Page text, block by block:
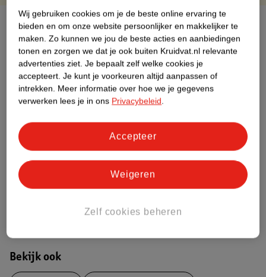
Over dit product
Productinformatie
Etiketinformatie
Nature Impact Score
Dit product heeft (nog) geen Nature
Impact Score.
Bestel & Bezorginformatie
Bekijk ook
Wij gebruiken cookies om je de beste online ervaring te
bieden en om onze website persoonlijker en makkelijker te
maken. Zo kunnen we jou de beste acties en aanbiedingen
tonen en zorgen we dat je ook buiten Kruidvat.nl relevante
advertenties ziet. Je bepaalt zelf welke cookies je
accepteert. Je kunt je voorkeuren altijd aanpassen of
intrekken. Meer informatie over hoe we je gegevens
verwerken lees je in ons Privacybeleid.
Zelf cookies beheren
Weigeren
Accepteer